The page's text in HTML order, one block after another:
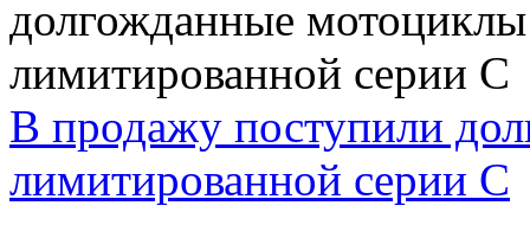
В продажу поступили
лимитированной серии С